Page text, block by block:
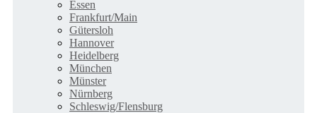
Essen
Frankfurt/Main
Gütersloh
Hannover
Heidelberg
München
Münster
Nürnberg
Schleswig/Flensburg